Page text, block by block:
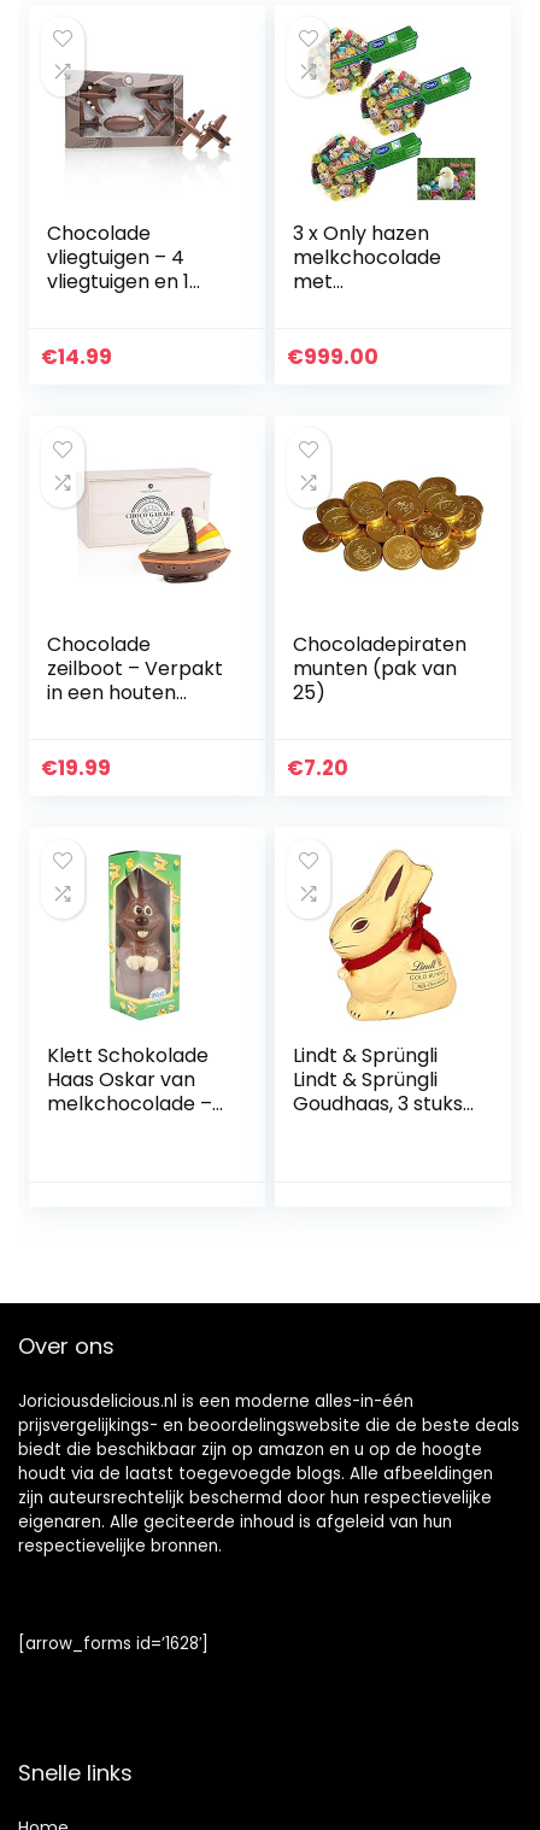
Chocolade
vliegtuigen – 4
vliegtuigen en 1
Geschenkidee |
Volwassenen |
Man | Vrouw
€14.99
3 x Only hazen
melkchocolade
met
€999.00
Chocolade
zeilboot – Verpakt
in een houten
| Cadeau |
Kinderen | Man |
Vrouw | Marine
€19.99
Chocoladepiraten
munten (pak van
25)
€7.20
Klett Schokolade
Haas Oskar van
melkchocolade –
Lindt & Sprüngli
Lindt & Sprüngli
Goudhaas, 3 stuks
Over ons
Joriciousdelicious.nl is een moderne alles-in-één
prijsvergelijkings- en beoordelingswebsite die de beste deals
biedt die beschikbaar zijn op amazon en u op de hoogte
houdt via de laatst toegevoegde blogs. Alle afbeeldingen
zijn auteursrechtelijk beschermd door hun respectievelijke
eigenaren. Alle geciteerde inhoud is afgeleid van hun
respectievelijke bronnen.
[arrow_forms id=’1628′]
Snelle links